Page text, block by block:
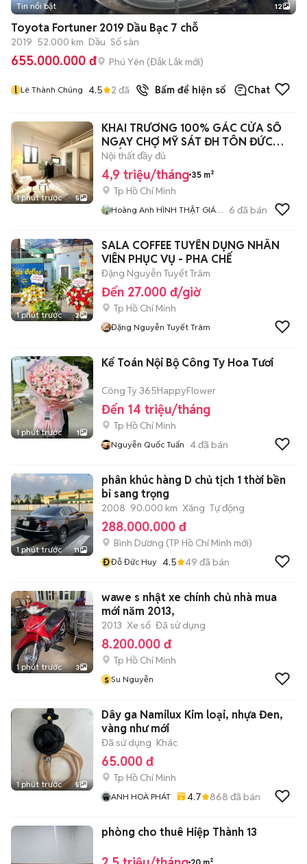
+2
Tin nổi bật 12
Toyota Fortuner 2019 Dầu Bạc 7 chỗ
2019 52.000 km Dầu Số sàn
655.000.000 đ Phú Yên (Đắk Lắk mới)
l Lê Thành Chúng 4.5 2 đã bán Bấm để hiện số Chat
1 phút trước 5
KHAI TRƯƠNG 100% GÁC CỬA SỔ
NGAY CHỢ MỸ SÁT ĐH TÔN ĐỨC
THẮNG - UFM MỚI
Nội thất đầy đủ
4,9 triệu/tháng 35 m²
Tp Hồ Chí Minh
Hoàng Anh HÌNH THẬT GIÁ
6 đã bán
1 phút trước 2
SALA COFFEE TUYỂN DỤNG NHÂN
VIÊN PHỤC VỤ - PHA CHẾ
Đặng Nguyễn Tuyết Trâm
Đến 27.000 đ/giờ
Tp Hồ Chí Minh
Đặng Nguyễn Tuyết Trâm
1 phút trước 1
Kế Toán Nội Bộ Công Ty Hoa Tươi
Công Ty 365HappyFlower
Đến 14 triệu/tháng
Tp Hồ Chí Minh
Nguyễn Quốc Tuấn 4đã bán
1 phút trước 11
phân khúc hàng D chủ tịch 1 thời bền
bỉ sang trọng
2008 90.000 km Xăng Tự động
288.000.000 đ
Bình Dương (TP Hồ Chí Minh mới)
ĐĐỗ Đức Huy 4.5 49 đã bán
1 phút trước 3
wawe s nhật xe chính chủ nhà mua
mới năm 2013,
2013 Xe số Đã sử dụng
8.200.000 đ
Tp Hồ Chí Minh
s Su Nguyễn
1 phút trước 5
Dây ga Namilux Kim loại, nhựa Đen,
vàng như mới
Đã sử dụng Khác
65.000 đ
Tp Hồ Chí Minh
ANH HOÀ PHÁT 4.7 868 đã bán
phòng cho thuê Hiệp Thành 13
20 m²